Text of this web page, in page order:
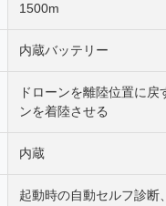
1500m
内蔵バッテリー
ドローンを離陸位置に戻
ンを着陸させる
内蔵
起動時の自動セルフ診断